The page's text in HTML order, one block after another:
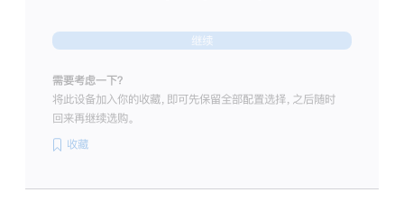
继续
需要考虑一下？
将此设备加入你的收藏，即可先保留全部配置选择，之后随时
回来再继续选购。
收藏